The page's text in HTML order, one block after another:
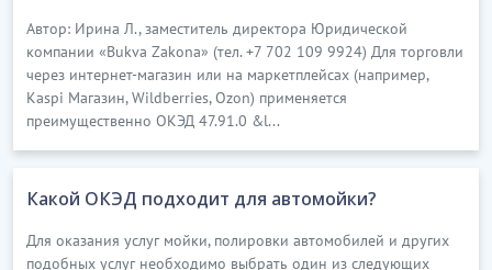
Автор: Ирина Л., заместитель директора Юридической
компании «Bukva Zakona» (тел. +7 702 109 9924) Для торговли
через интернет-магазин или на маркетплейсах (например,
Kaspi Магазин, Wildberries, Ozon) применяется
преимущественно ОКЭД 47.91.0 &l...
Какой ОКЭД подходит для автомойки?
Для оказания услуг мойки, полировки автомобилей и других
подобных услуг необходимо выбрать один из следующих